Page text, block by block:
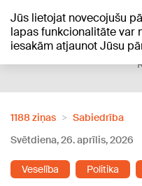
Jūs lietojat novecojušu
lapas funkcionalitāte var
iesakām atjaunot Jūsu
+21°C
1188 ziņas
Sabiedrība
Svētdiena, 26. aprīlis, 2026
Veselība Politika